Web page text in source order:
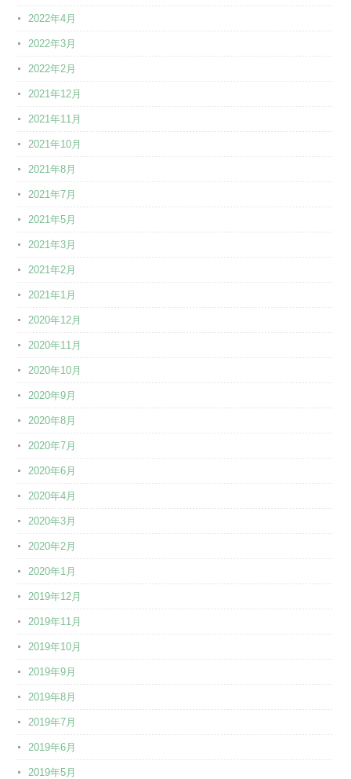
2022年4月
2022年3月
2022年2月
2021年12月
2021年11月
2021年10月
2021年8月
2021年7月
2021年5月
2021年3月
2021年2月
2021年1月
2020年12月
2020年11月
2020年10月
2020年9月
2020年8月
2020年7月
2020年6月
2020年4月
2020年3月
2020年2月
2020年1月
2019年12月
2019年11月
2019年10月
2019年9月
2019年8月
2019年7月
2019年6月
2019年5月